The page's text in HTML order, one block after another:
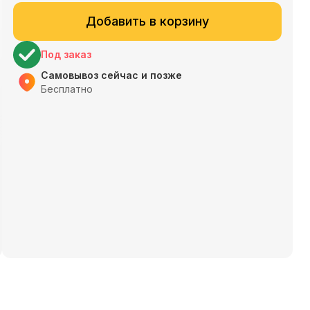
Добавить в корзину
Под заказ
Самовывоз сейчас и позже
Бесплатно